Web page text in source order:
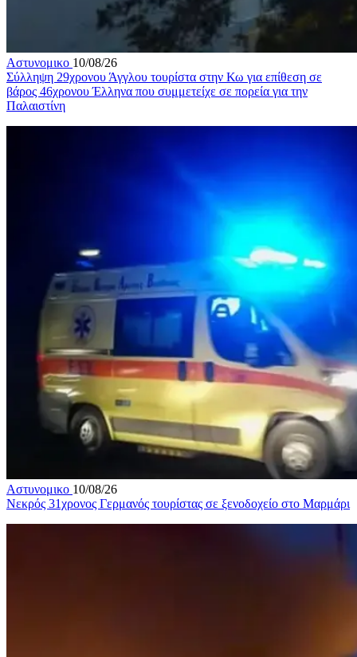
Αστυνομικο 10/08/26
Σύλληψη 29χρονου Άγγλου τουρίστα στην Κω για επίθεση σε
βάρος 46χρονου Έλληνα που συμμετείχε σε πορεία για την
Παλαιστίνη
Αστυνομικο 10/08/26
Νεκρός 31χρονος Γερμανός τουρίστας σε ξενοδοχείο στο Μαρμάρι